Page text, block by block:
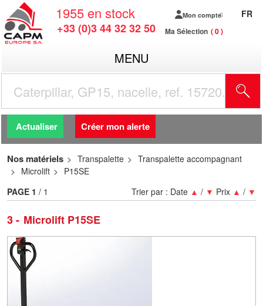
1955 en stock
+33 (0)3 44 32 32 50
Mon compte
Ma Sélection 0
FR
MENU
Actualiser Créer mon alerte
Nos matériels Transpalette
Transpalette accompagnant
Microlift
P15SE
3 Microlift P15SE
Trier par : Date ▲ / ▼ Prix ▲ / ▼
PAGE 1 / 1